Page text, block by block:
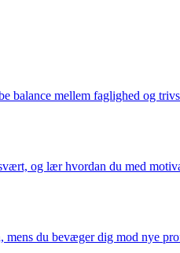
balance mellem faglighed og
og lær hvordan du med
du bevæger dig mod nye